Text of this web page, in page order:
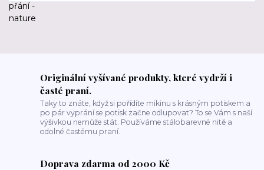
Originální vyšívané produkty, které vydrží i
časté praní.
Taky to znáte, když si pořídíte mikinu s krásným potiskem a
po pár vyprání se potisk začne odlupovat? To se Vám s naší
výšivkou nemůže stát. Používáme stálobarevné nitě a
odolné častému praní.
Doprava zdarma od 2000 Kč